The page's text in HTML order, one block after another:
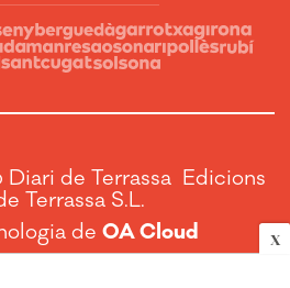
X
de Terrassa Edicions
Terrassa S.L.
de OA Cloud